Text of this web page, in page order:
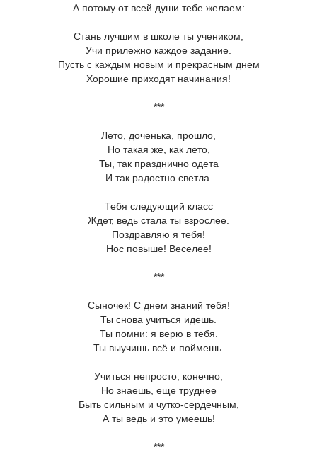
А потому от всей души тебе желаем:
Стань лучшим в школе ты учеником,
Учи прилежно каждое задание.
Пусть с каждым новым и прекрасным днем
Хорошие приходят начинания!
***
Лето, доченька, прошло,
Но такая же, как лето,
Ты, так празднично одета
И так радостно светла.
Тебя следующий класс
Ждет, ведь стала ты взрослее.
Поздравляю я тебя!
Нос повыше! Веселее!
***
Сыночек! С днем знаний тебя!
Ты снова учиться идешь.
Ты помни: я верю в тебя.
Ты выучишь всё и поймешь.
Учиться непросто, конечно,
Но знаешь, еще труднее
Быть сильным и чутко-сердечным,
А ты ведь и это умеешь!
***